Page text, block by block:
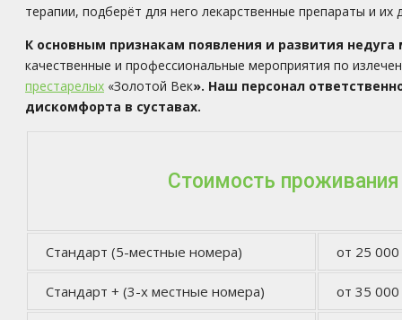
терапии, подберёт для него лекарственные препараты и
К основным признакам появления и развития
качественные и профессиональные мероприятия по
престарелых «Золотой Век». Наш персонал
дискомфорта в суставах.
Стоимость проживания
Стандарт (5-местные номера) от 25 000
Стандарт + (3-х местные номера) от 35 000